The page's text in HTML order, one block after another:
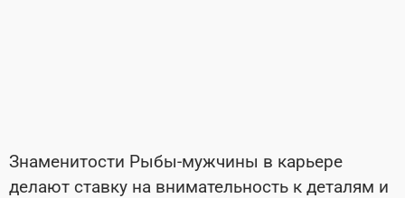
Знаменитости Рыбы-мужчины в карьере
делают ставку на внимательность к деталям и